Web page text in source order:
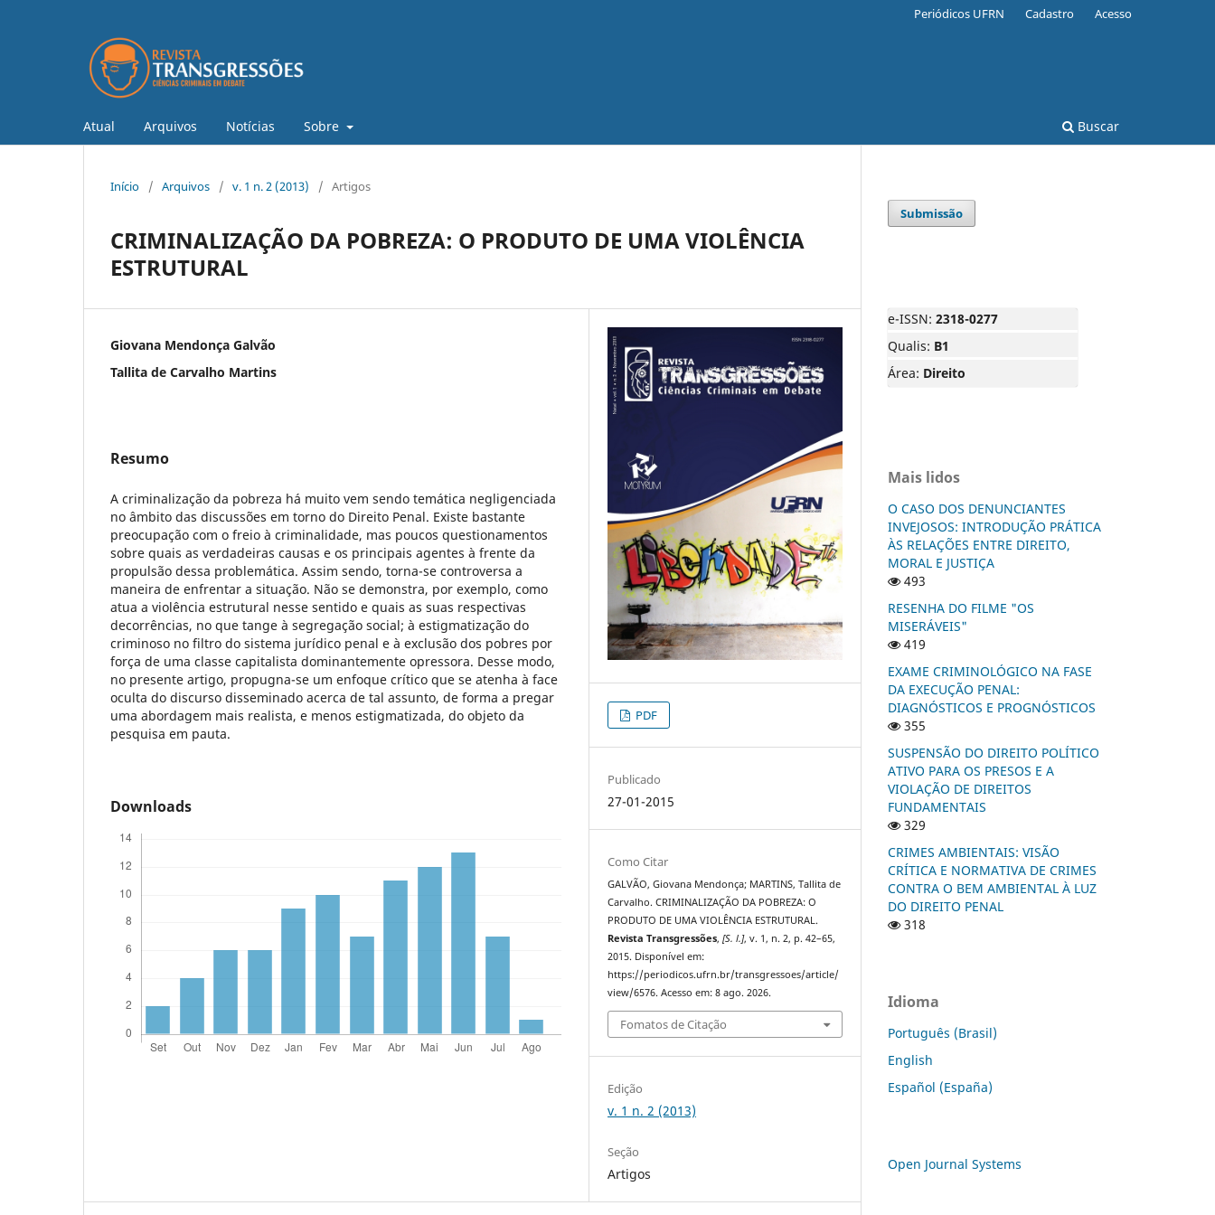
Atual Arquivos Notícias Sobre Buscar
Periódicos UFRN Cadastro Acesso
Início / Arquivos / v. 1 n. 2 (2013) / Artigos
CRIMINALIZAÇÃO DA POBREZA: O PRODUTO DE UMA VIOLÊNCIA
ESTRUTURAL
Giovana Mendonça Galvão
Tallita de Carvalho Martins
Resumo
A criminalização da pobreza há muito vem sendo temática negligenciada
no âmbito das discussões em torno do Direito Penal. Existe bastante
preocupação com o freio à criminalidade, mas poucos questionamentos
sobre quais as verdadeiras causas e os principais agentes à frente da
propulsão dessa problemática. Assim sendo, torna-se controversa a
maneira de enfrentar a situação. Não se demonstra, por exemplo, como
atua a violência estrutural nesse sentido e quais as suas respectivas
decorrências, no que tange à segregação social; à estigmatização do
criminoso no filtro do sistema jurídico penal e à exclusão dos pobres por
força de uma classe capitalista dominantemente opressora. Desse modo,
no presente artigo, propugna-se um enfoque crítico que se atenha à face
oculta do discurso disseminado acerca de tal assunto, de forma a pregar
uma abordagem mais realista, e menos estigmatizada, do objeto da
pesquisa em pauta.
Downloads
PDF
Publicado
27-01-2015
Como Citar
GALVÃO, Giovana Mendonça; MARTINS, Tallita de
Carvalho. CRIMINALIZAÇÃO DA POBREZA: O
PRODUTO DE UMA VIOLÊNCIA ESTRUTURAL.
Revista Transgressões,[S. l.], v. 1, n. 2, p. 42–65,
2015. Disponível em:
https://periodicos.ufrn.br/transgressoes/article/
view/6576. Acesso em: 8 ago. 2026.
Fomatos de Citação
Edição
v. 1 n. 2 (2013)
Seção
Artigos
Submissão
e-ISSN: 2318-0277
Qualis: B1
Área: Direito
Mais lidos
O CASO DOS DENUNCIANTES
INVEJOSOS: INTRODUÇÃO PRÁTICA
ÀS RELAÇÕES ENTRE DIREITO,
MORAL E JUSTIÇA
493
RESENHA DO FILME "OS
MISERÁVEIS"
419
EXAME CRIMINOLÓGICO NA FASE
DA EXECUÇÃO PENAL:
DIAGNÓSTICOS E PROGNÓSTICOS
355
SUSPENSÃO DO DIREITO POLÍTICO
ATIVO PARA OS PRESOS E A
VIOLAÇÃO DE DIREITOS
FUNDAMENTAIS
329
CRIMES AMBIENTAIS: VISÃO
CRÍTICA E NORMATIVA DE CRIMES
CONTRA O BEM AMBIENTAL À LUZ
DO DIREITO PENAL
318
Idioma
Português (Brasil)
English
Español (España)
Open Journal Systems